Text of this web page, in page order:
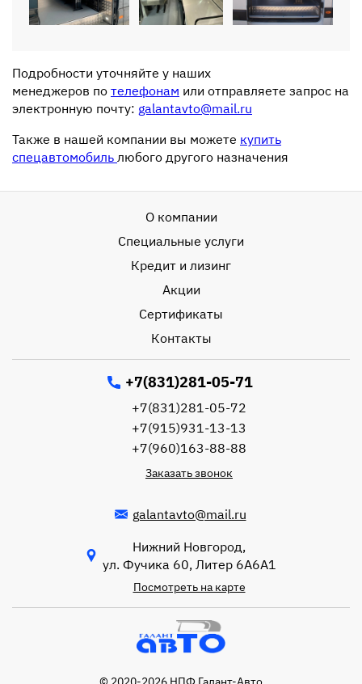
Подробности уточняйте у наших
менеджеров по телефонам или отправляете запрос на
электронную почту: galantavto@mail.ru
Также в нашей компании вы можете купить
спецавтомобиль любого другого назначения
О компании
Специальные услуги
Кредит и лизинг
Акции
Сертификаты
Контакты
+7(831)281-05-71
+7(831)281-05-72
+7(915)931-13-13
+7(960)163-88-88
Заказать звонок
galantavto@mail.ru
Нижний Новгород,
ул. Фучика 60, Литер 6А6А1
Посмотреть на карте